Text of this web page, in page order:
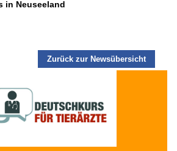
in Neuseeland
Zurück zur Newsübersicht